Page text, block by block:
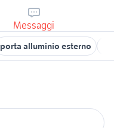
Messaggi
porta alluminio esterno